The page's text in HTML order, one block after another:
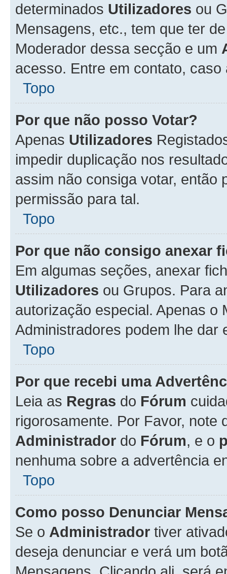
determinados Utilizadores ou
Mensagens, etc., tem que ter
Moderador dessa secção e um
acesso. Entre em contato,
Topo
Por que não posso Votar?
Apenas Utilizadores
impedir duplicação nos
assim não consiga votar, então
permissão para tal.
Topo
Por que não consigo anexar
Em algumas seções, anexar
Utilizadores ou Grupos. Para
autorização especial. Apenas o
Administradores podem lhe
Topo
Por que recebi uma
Leia as Regras do Fórum
rigorosamente. Por Favor, note
Administrador do Fórum, e o
nenhuma sobre a advertência
Topo
Como posso Denunciar
Se o Administrador tiver
deseja denunciar e verá um